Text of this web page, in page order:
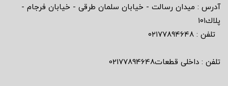
آدرس : ميدان رسالت - خيابان سلمان طرقى - خيابان فرجام -
پلاك١٠١
تلفن : ٠٢١٧٧٨٩٤٦٤٨
تلفن : داخلی قطعات02177894648